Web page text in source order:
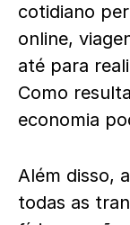
cotidiano
online,
até para
Como
economia
Além disso,
todas as